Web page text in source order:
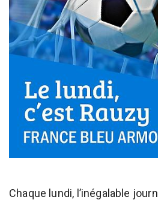
Chaque lundi, l’inégalable